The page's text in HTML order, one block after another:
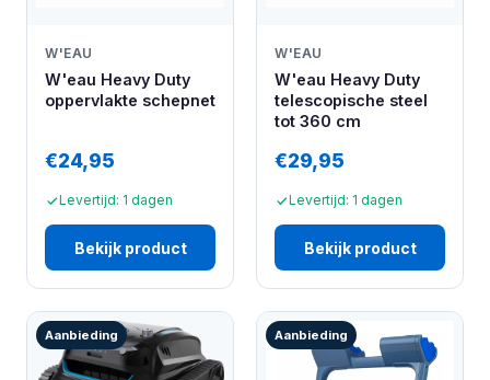
W'EAU
W'eau Heavy Duty
oppervlakte schepnet
€24,95
Levertijd: 1 dagen
Bekijk product
W'EAU
W'eau Heavy Duty
telescopische steel
tot 360 cm
€29,95
Levertijd: 1 dagen
Bekijk product
Aanbieding Aanbieding